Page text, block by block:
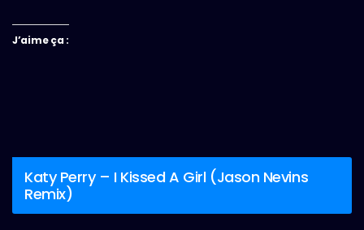
J’aime ça :
Katy Perry – I Kissed A Girl (Jason Nevins
Remix)